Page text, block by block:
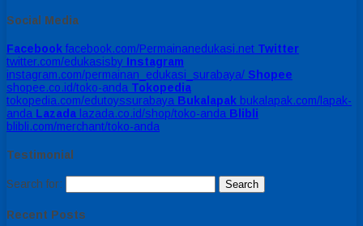
Social Media
Facebook facebook.com/Permainanedukasi.net Twitter
twitter.com/edukasisby Instagram
instagram.com/permainan_edukasi_surabaya/ Shopee
shopee.co.id/toko-anda Tokopedia
tokopedia.com/edutoyssurabaya Bukalapak bukalapak.com/lapak-
anda Lazada lazada.co.id/shop/toko-anda Blibli
blibli.com/merchant/toko-anda
Testimonial
Search for:
Recent Posts